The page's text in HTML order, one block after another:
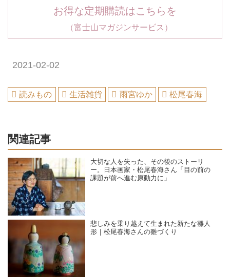
お得な定期購読はこちらを
（富士山マガジンサービス）
2021-02-02
読みもの 生活雑貨 雨宮ゆか 松尾春海
関連記事
大切な人を失った、その後のストーリ
ー。日本画家・松尾春海さん「目の前の
課題が前へ進む原動力に」
悲しみを乗り越えて生まれた新たな雛人
形｜松尾春海さんの雛づくり